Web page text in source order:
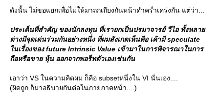
ดังนั้น ไม่ขอแยกเพื่อไม่ให้มาถกเถียงกันหน้าดำคร่ำเคร่งกัน แต่ว่า...
ประเด็นที่สำคัญ ของนักลงทุน ที่เรายกเป็นปรมาจารย์ วีไอ ทั้งหลา
ต่างมีจุดเด่นร่วมกันอย่างหนึ่ง ที่ผมสังเกตเห็นคือ เค้ามี speculate
นเรื่องของ future Intrinsic Value เข้ามาในการพิจารณาในการ
ถือหรือขาย หุ้น ออกจากพอร็ทตัวเองเช่นกัน
เอาว่า VS ในความคิดผม ก็คือ subsetหนึ่งใน VI นั่นเอง....
(ผิดถูก ก็มาอธิบายกันต่อในภายภาคหน้า....)